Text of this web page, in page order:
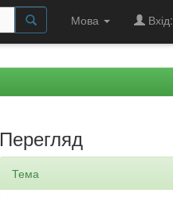
Мова Вхід:
Перегляд
Тема